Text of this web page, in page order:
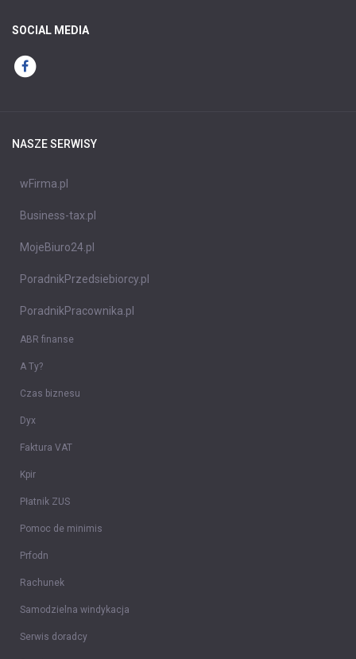
SOCIAL MEDIA
NASZE SERWISY
wFirma.pl
Business-tax.pl
MojeBiuro24.pl
PoradnikPrzedsiebiorcy.pl
PoradnikPracownika.pl
ABR finanse
A Ty?
Czas biznesu
Dyx
Faktura VAT
Kpir
Płatnik ZUS
Pomoc de minimis
Prfodn
Rachunek
Samodzielna windykacja
Serwis doradcy